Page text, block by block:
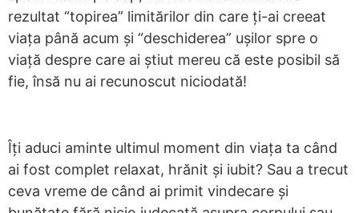
rezultat “topirea” limitărilor din care ți-ai creeat
viața până acum și “deschiderea” ușilor spre o
viață despre care ai știut mereu că este posibil să
fie, însă nu ai recunoscut niciodată!
Îți aduci aminte ultimul moment din viața ta când
ai fost complet relaxat, hrănit și iubit? Sau a trecut
ceva vreme de când ai primit vindecare și